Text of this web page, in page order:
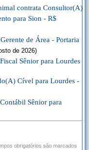
contrata Consultor(A)
para Sion - R$
de Área - Portaria
de 2026)
Sênior para Lourdes
Cível para Lourdes -
Sênior para
obrigatórios são marcados